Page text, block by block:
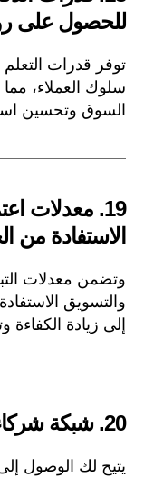
للحصول على
توفر قدرات التعلم
سلوك العملاء،
السوق وتحسين
19. معدلات
الاستفادة من
وتضمن معدلات
والتسويق
إلى زيادة الكفاءة
20. شبكة
يتيح لك الوصول